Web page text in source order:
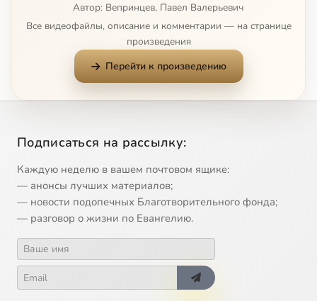
Христианская мораль и нравственность
Гражданские обязанности христианина
Христианское отношение к животным
14 Православная неделя
15 Монашество
Монашество. Продолжение
Автор: Вепринцев, Павел Валерьевич
Все видеофайлы, описание и комментарии — на странице
произведения
Перейти к произведению
Подписаться на рассылку:
Каждую неделю в вашем почтовом ящике:
— анонсы лучших материалов;
— новости подопечных Благотворительного фонда;
— разговор о жизни по Евангелию.